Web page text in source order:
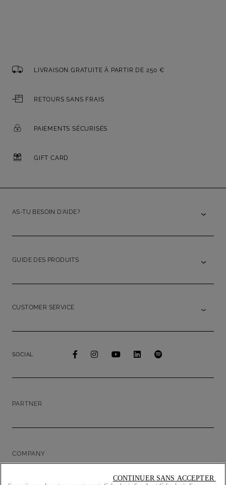
LIVRAISON GRATUITE À PARTIR DE 250 €
RETOURS SANS FRAIS
PAIEMENTS SÉCURISÉS
GIFT CARD
AS-TU BESOIN D'AIDE?
GUIDE DES PRODUITS
CUSTOMER SERVICE
SOCIAL
PARTNER
COMPANY
CONTINUER SANS ACCEPTER